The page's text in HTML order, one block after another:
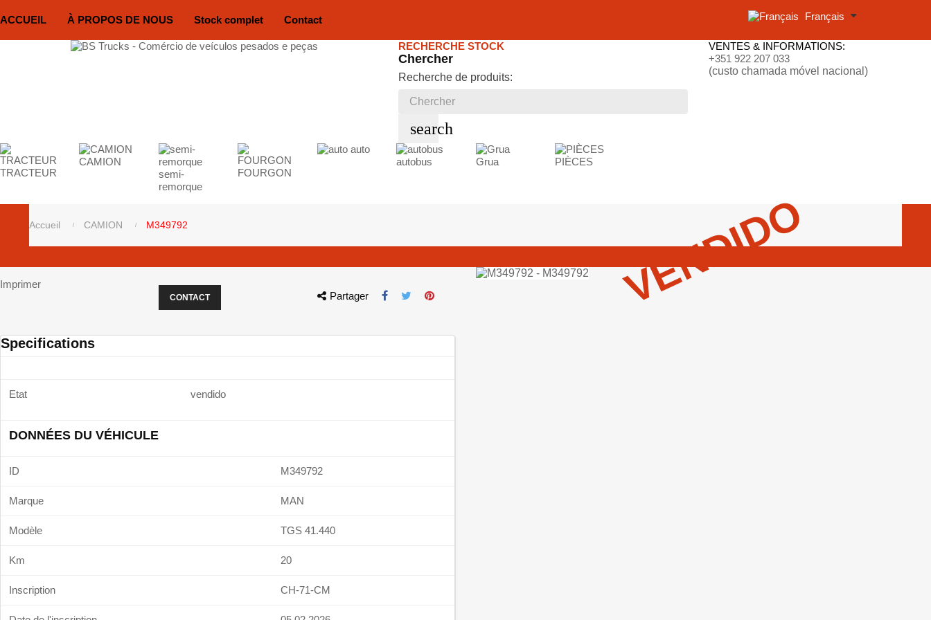
ACCUEIL À PROPOS DE NOUS Stock complet Contact Français
RECHERCHE STOCK
Chercher
Recherche de produits:
search
VENTES & INFORMATIONS:
+351 922 207 033
(custo chamada móvel nacional)
TRACTEUR
CAMION
semi-
remorque
FOURGON
auto
autobus
Grua PIÈCES
Accueil CAMION M349792
Imprimer
CONTACT Partager
Specifications
Etat vendido
DONNÉES DU VÉHICULE
ID M349792
Marque MAN
Modèle TGS 41.440
Km 20
Inscription CH-71-CM
VENDIDO